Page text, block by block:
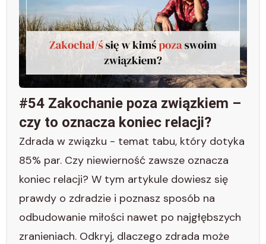
#54 Zakochanie poza związkiem –
czy to oznacza koniec relacji?
Zdrada w związku - temat tabu, który dotyka
85% par. Czy niewierność zawsze oznacza
koniec relacji? W tym artykule dowiesz się
prawdy o zdradzie i poznasz sposób na
odbudowanie miłości nawet po najgłębszych
zranieniach. Odkryj, dlaczego zdrada może